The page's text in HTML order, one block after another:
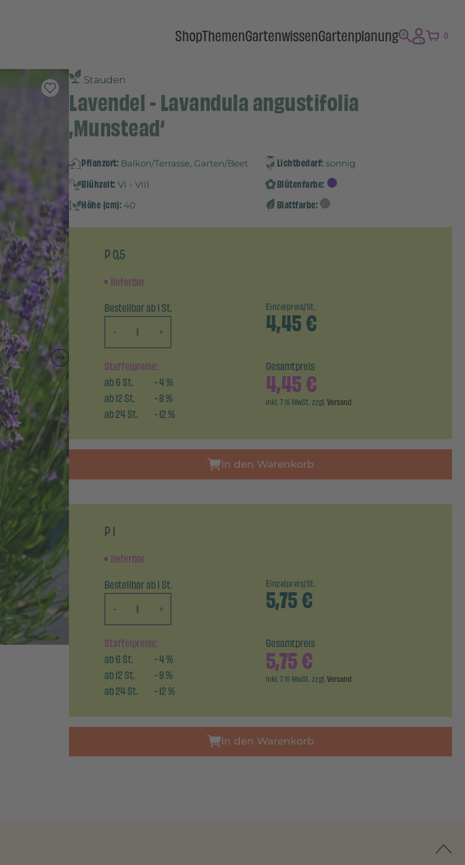
ShopThemenGartenwissenGartenplanung 0
Stauden
Lavendel - Lavandula angustifolia
‚Munstead‘
Pflanzort: Balkon/Terrasse, Garten/Beet Lichtbedarf: sonnig
Blühzeit: VI - VIII
Blütenfarbe:
Höhe (cm): 40 Blattfarbe:
P 0,5
lieferbar
Bestellbar ab 1 St.
-
+
Einzelpreis/St.
4,45€
Staffelpreise:
ab6St. -4%
ab12St. -8%
ab24St. -12%
Gesamtpreis
4,45€
inkl. 7 % MwSt. zzgl.Versand
In den Warenkorb
P 1
lieferbar
Bestellbar ab 1 St.
-
+
Einzelpreis/St.
5,75€
Staffelpreise:
ab6St. -4%
ab12St. -8%
ab24St. -12%
Gesamtpreis
5,75€
inkl. 7 % MwSt. zzgl.Versand
In den Warenkorb